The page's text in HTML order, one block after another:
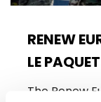
RENEW
LE
MATIÈRE
The Renew